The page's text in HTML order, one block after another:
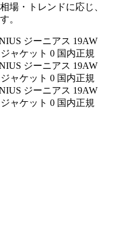
場・トレンドに応じ、
。